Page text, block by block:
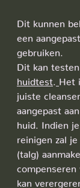
Dit kunnen
een
gebruiken.
Dit kan
huidtest
Het
juiste
aangepast
huid. Indien
reinigen zal
(talg)
compenseren
kan